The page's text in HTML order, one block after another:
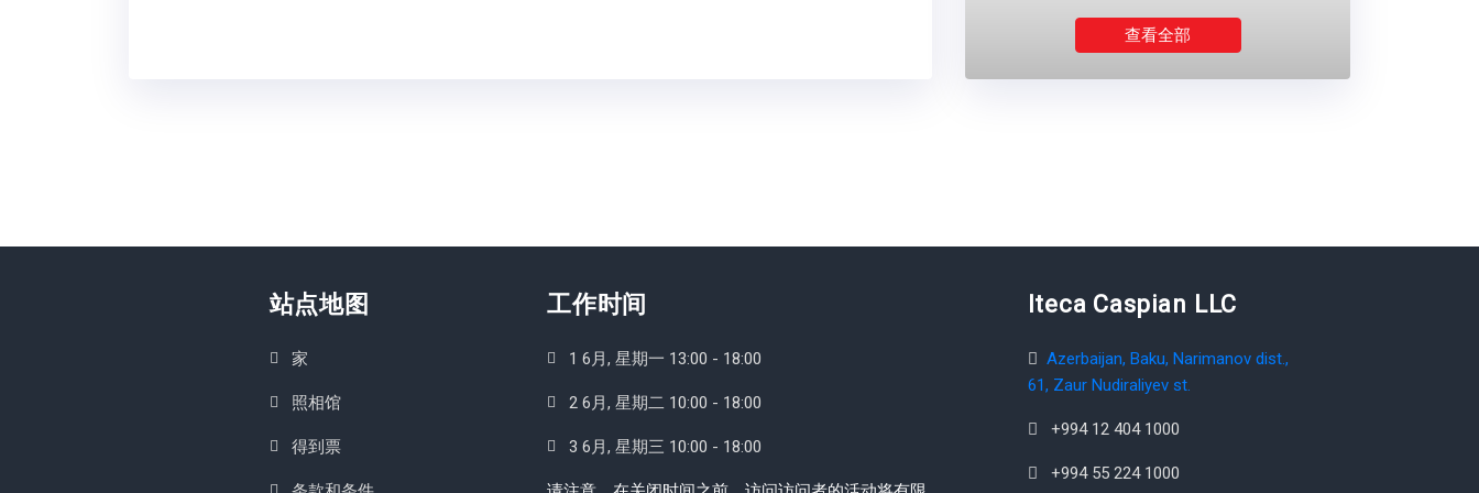
查看全部
站点地图
家
照相馆
得到票
工作时间
1 6月, 星期一 13:00 - 18:00
2 6月, 星期二 10:00 - 18:00
3 6月, 星期三 10:00 - 18:00
Iteca Caspian LLC
Azerbaijan, Baku, Narimanov dist.,
61, Zaur Nudiraliyev st.
+994 12 404 1000
+994 55 224 1000